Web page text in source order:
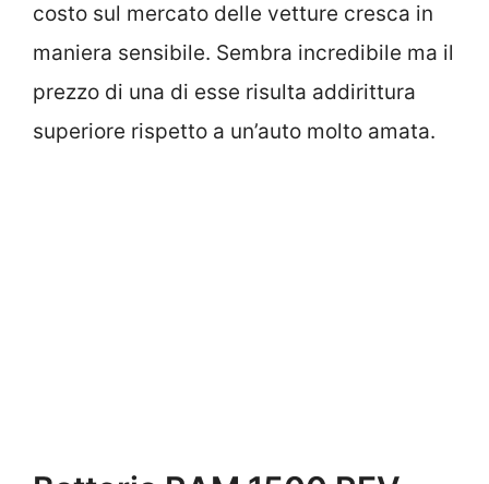
costo sul mercato delle vetture cresca in
maniera sensibile. Sembra incredibile ma il
prezzo di una di esse risulta addirittura
superiore rispetto a un’auto molto amata.